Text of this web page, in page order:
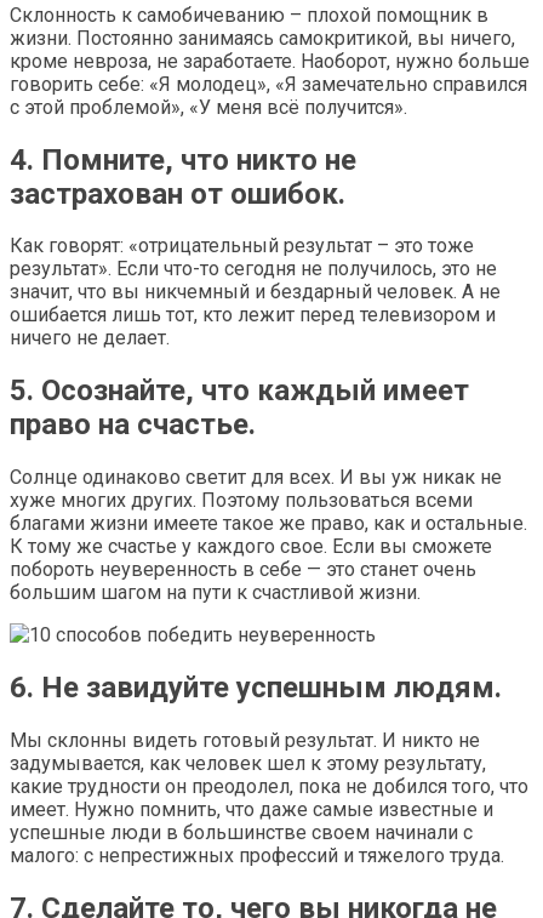
Склонность к самобичеванию – плохой помощник в
жизни. Постоянно занимаясь самокритикой, вы ничего,
кроме невроза, не заработаете. Наоборот, нужно больше
говорить себе: «Я молодец», «Я замечательно справился
с этой проблемой», «У меня всё получится».
4. Помните, что никто не
застрахован от ошибок.
Как говорят: «отрицательный результат – это тоже
результат». Если что-то сегодня не получилось, это не
значит, что вы никчемный и бездарный человек. А не
ошибается лишь тот, кто лежит перед телевизором и
ничего не делает.
5. Осознайте, что каждый имеет
право на счастье.
Солнце одинаково светит для всех. И вы уж никак не
хуже многих других. Поэтому пользоваться всеми
благами жизни имеете такое же право, как и остальные.
К тому же счастье у каждого свое. Если вы сможете
побороть неуверенность в себе — это станет очень
большим шагом на пути к счастливой жизни.
6. Не завидуйте успешным людям.
Мы склонны видеть готовый результат. И никто не
задумывается, как человек шел к этому результату,
какие трудности он преодолел, пока не добился того, что
имеет. Нужно помнить, что даже самые известные и
успешные люди в большинстве своем начинали с
малого: с непрестижных профессий и тяжелого труда.
7. Сделайте то, чего вы никогда не